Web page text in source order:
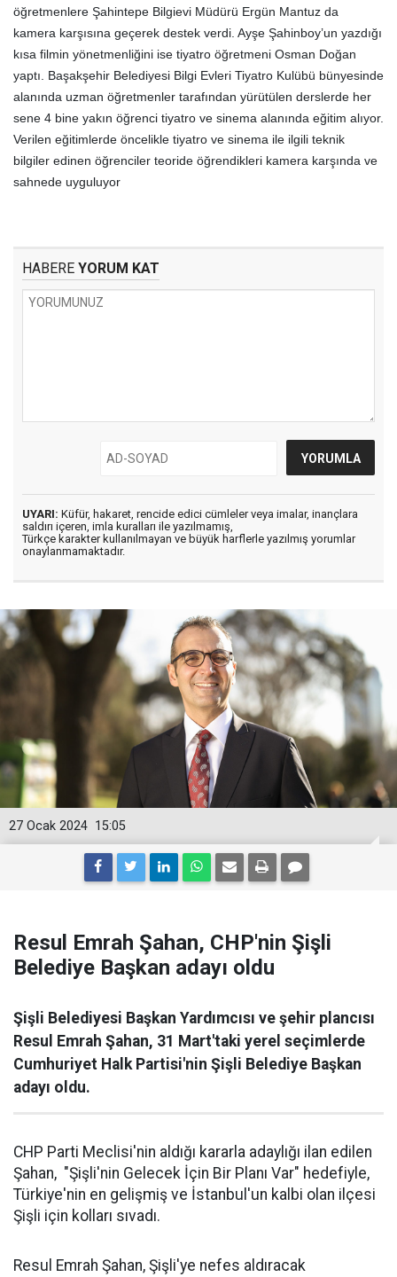
öğretmenlere Şahintepe Bilgievi Müdürü Ergün Mantuz da
kamera karşısına geçerek destek verdi. Ayşe Şahinboy’un yazdığı
kısa filmin yönetmenliğini ise tiyatro öğretmeni Osman Doğan
yaptı. Başakşehir Belediyesi Bilgi Evleri Tiyatro Kulübü bünyesinde
alanında uzman öğretmenler tarafından yürütülen derslerde her
sene 4 bine yakın öğrenci tiyatro ve sinema alanında eğitim alıyor.
Verilen eğitimlerde öncelikle tiyatro ve sinema ile ilgili teknik
bilgiler edinen öğrenciler teoride öğrendikleri kamera karşında ve
sahnede uyguluyor
HABERE YORUM KAT
UYARI: Küfür, hakaret, rencide edici cümleler veya imalar, inançlara
saldırı içeren, imla kuralları ile yazılmamış,
Türkçe karakter kullanılmayan ve büyük harflerle yazılmış yorumlar
onaylanmamaktadır.
15:05
27 Ocak 2024
Resul Emrah Şahan, CHP'nin Şişli
Belediye Başkan adayı oldu
Şişli Belediyesi Başkan Yardımcısı ve şehir plancısı
Resul Emrah Şahan, 31 Mart'taki yerel seçimlerde
Cumhuriyet Halk Partisi'nin Şişli Belediye Başkan
adayı oldu.
CHP Parti Meclisi'nin aldığı kararla adaylığı ilan edilen
Şahan, "Şişli'nin Gelecek İçin Bir Planı Var" hedefiyle,
Türkiye'nin en gelişmiş ve İstanbul'un kalbi olan ilçesi
Şişli için kolları sıvadı.
Resul Emrah Şahan, Şişli'ye nefes aldıracak